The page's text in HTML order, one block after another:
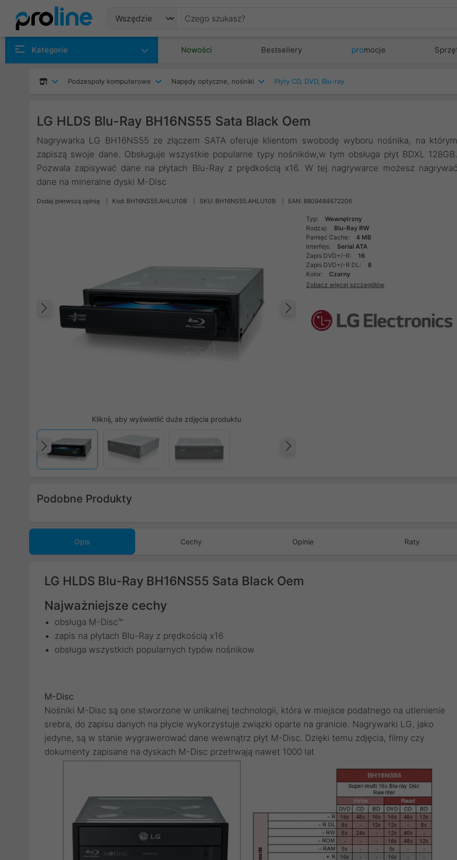
Kategorie Nowości Bestsellery promocje
Podzespoły komputerowe Napędy optyczne, nośniki Płyty CD, DVD, Blu-ray
LG HLDS Blu-Ray BH16NS55 Sata Black Oem
Nagrywarka LG BH16NS55 ze złączem SATA oferuje klientom swobodę wyboru nośnika, na którym
zapiszą swoje dane. Obsługuje wszystkie popularne typy nośników,w tym obsługa płyt BDXL 128GB.
Pozwala zapisywać dane na płytach Blu-Ray z prędkością x16. W tej nagrywarce możesz nagrywać
dane na mineralne dyski M-Disc
Dodaj pierwszą opinię Kod: BH16NS55.AHLU10B SKU: BH16NS55.AHLU10B EAN: 8809484672206
Następny
Poprzedni
Kliknij, aby wyświetlić duże zdjęcia produktu
Poprzedni
Typ:
Wewnętrzny
Rodzaj:
Blu-Ray RW
Pamięć Cache:
4 MB
Interfejs:
Serial ATA
Zapis DVD+/-R:
16
Zapis DVD+/-R DL:
8
Kolor:
Czarny
Zobacz więcej szczegółów
Podobne Produkty
Opis Cechy Opinie Raty
LG HLDS Blu-Ray BH16NS55 Sata Black Oem
Najważniejsze cechy
obsługa M-Disc™
zapis na płytach Blu-Ray z prędkością x16
obsługa wszystkich popularnych typów nośnikow
M-Disc
Nośniki M-Disc są one stworzone w unikalnej technologii, która w miejsce podatnego na utlenienie
srebra, do zapisu danych na płycie wykorzystuje związki oparte na granicie. Nagrywarki LG, jako
jedyne, są w stanie wygrawerować dane wewnątrz płyt M-Disc. Dzięki temu zdjęcia, filmy czy
dokumenty zapisane na dyskach M-Disc przetrwają nawet 1000 lat